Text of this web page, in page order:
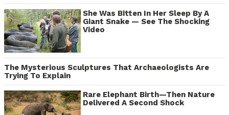
She Was Bitten In Her Sleep By A
Giant Snake — See The Shocking
Video
The Mysterious Sculptures That Archaeologists Are
Trying To Explain
Rare Elephant Birth—Then Nature
Delivered A Second Shock